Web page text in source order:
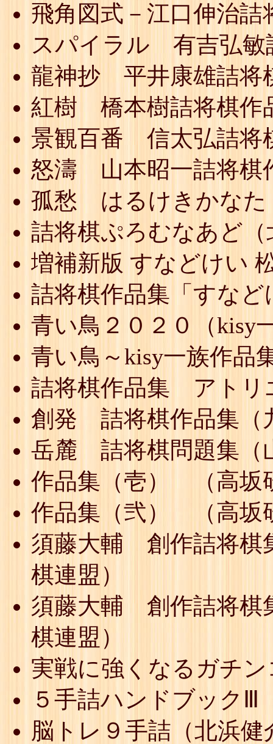
飛角図式－江口伸治詰
スパイラル 有吉弘敏
龍神抄 平井康雄詰将
紅樹 橋本樹詰将棋作
景観百番 信太弘詰将
怒濤 山本昭一詰将棋
孤愁 はるけきかな
詰将棋ぷろむなあど（
増補新版 すなどけい
詰将棋作品集「すな
青い鳥２０２０（kisy
青い鳥～kisy一族作品
詰将棋作品集 アトリ
創発 詰将棋作品集（
岳麓 詰将棋問題集（
作品集（壱） （高坂
作品集（弐） （高坂
須藤大輔 創作詰将棋
棋連盟）
須藤大輔 創作詰将棋
棋連盟）
実戦に強くなるガチ
５手詰ハンドブックⅢ
脳トレ９手詰（北浜健